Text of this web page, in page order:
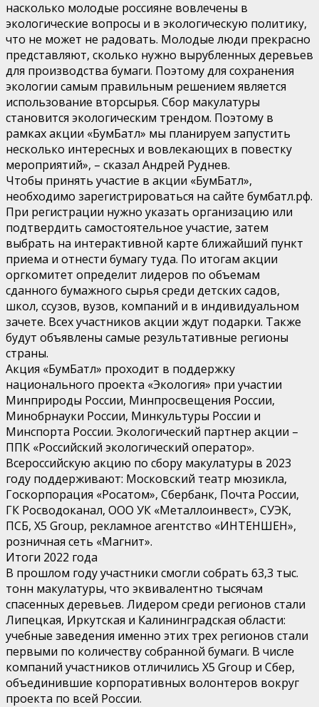
насколько молодые россияне вовлечены в
экологические вопросы и в экологическую политику,
что не может не радовать. Молодые люди прекрасно
представляют, сколько нужно вырубленных деревьев
для производства бумаги. Поэтому для сохранения
экологии самым правильным решением является
использование вторсырья. Сбор макулатуры
становится экологическим трендом. Поэтому в
рамках акции «БумБатл» мы планируем запустить
несколько интересных и вовлекающих в повестку
мероприятий», – сказал Андрей Руднев.
Чтобы принять участие в акции «БумБатл»,
необходимо зарегистрироваться на сайте бумбатл.рф.
При регистрации нужно указать организацию или
подтвердить самостоятельное участие, затем
выбрать на интерактивной карте ближайший пункт
приема и отнести бумагу туда. По итогам акции
оргкомитет определит лидеров по объемам
сданного бумажного сырья среди детских садов,
школ, ссузов, вузов, компаний и в индивидуальном
зачете. Всех участников акции ждут подарки. Также
будут объявлены самые результативные регионы
страны.
Акция «БумБатл» проходит в поддержку
национального проекта «Экология» при участии
Минприроды России, Минпросвещения России,
Минобрнауки России, Минкультуры России и
Минспорта России. Экологический партнер акции –
ППК «Российский экологический оператор».
Всероссийскую акцию по сбору макулатуры в 2023
году поддерживают: Московский театр мюзикла,
Госкорпорация «Росатом», Сбербанк, Почта России,
ГК Росводоканал, ООО УК «Металлоинвест», СУЭК,
ПСБ, X5 Group, рекламное агентство «ИНТЕНШЕН»,
розничная сеть «Магнит».
Итоги 2022 года
В прошлом году участники смогли собрать 63,3 тыс.
тонн макулатуры, что эквивалентно тысячам
спасенных деревьев. Лидером среди регионов стали
Липецкая, Иркутская и Калининградская области:
учебные заведения именно этих трех регионов стали
первыми по количеству собранной бумаги. В числе
компаний участников отличились Х5 Group и Сбер,
объединившие корпоративных волонтеров вокруг
проекта по всей России.